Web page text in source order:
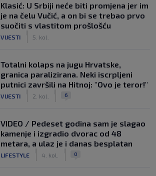
Klasić: U Srbiji neće biti promjena jer im
je na čelu Vučić, a on bi se trebao prvo
suočiti s vlastitom prošlošću
VIJESTI 5. kol.
Totalni kolaps na jugu Hrvatske,
granica paralizirana. Neki iscrpljeni
putnici završili na Hitnoj: "Ovo je teror!"
VIJESTI 2. kol. 6
VIDEO / Pedeset godina sam je slagao
kamenje i izgradio dvorac od 48
metara, a ulaz je i danas besplatan
LIFESTYLE 4. kol. 0